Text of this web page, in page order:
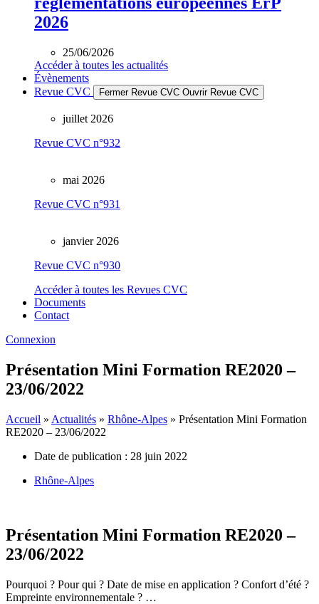
2026
25/06/2026
Accéder à toutes les actualités
Évènements
Revue CVC
Fermer Revue CVC Ouvrir Revue CVC
juillet 2026
Revue CVC n°932
mai 2026
Revue CVC n°931
janvier 2026
Revue CVC n°930
Accéder à toutes les Revues CVC
Documents
Contact
Connexion
Présentation Mini Formation RE2020 –
23/06/2022
Accueil » Actualités » Rhône-Alpes » Présentation Mini Formation
RE2020 – 23/06/2022
Date de publication : 28 juin 2022
Rhône-Alpes
Présentation Mini Formation RE2020 –
23/06/2022
Pourquoi ? Pour qui ? Date de mise en application ? Confort d’été ?
Empreinte environnementale ? …